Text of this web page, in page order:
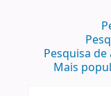
Pesquisa
Mais